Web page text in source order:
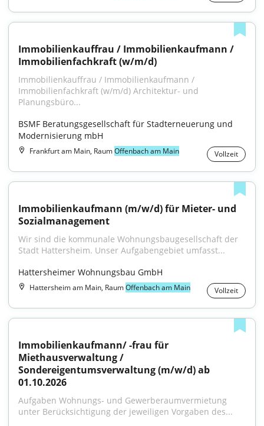
Immobilienkauffrau / Immobilienkaufmann /
Immobilienfachkraft (w/m/d)
Immobilienkauffrau / Immobilienkaufmann /
Immobilienfachkraft (w/m/d) Architektur- und
Planungsbüro...
BSMF Beratungsgesellschaft für Stadterneuerung und
Modernisierung mbH
Frankfurt am Main, RaumOffenbach am Main Vollzeit
Immobilienkaufmann (m/w/d) für Mieter- und
Sozialmanagement
Wir sind die kommunale Wohnungsbaugesellschaft der
Stadt Hattersheim. Unser Aufgabengebiet umfasst...
Hattersheimer Wohnungsbau GmbH
Hattersheim am Main, RaumOffenbach am Main Vollzeit
Immobilienkaufmann/ -frau für
Miethausverwaltung /
Sondereigentumsverwaltung (m/w/d) ab
01.10.2026
Aufgaben Wohnungs- und Gewerberaumvermietung
unter Berücksichtigung der jeweiligen Vorgaben des...